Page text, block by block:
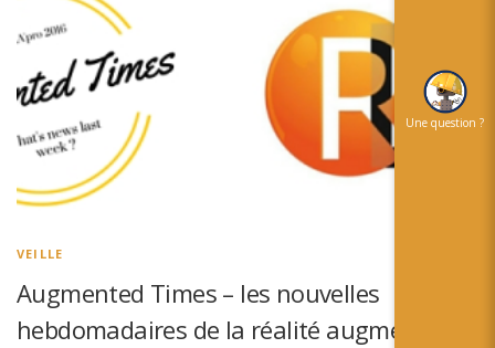
VEILLE
Augmented Times – les nouvelles
hebdomadaires de la réalité augmentée –
Une question ?